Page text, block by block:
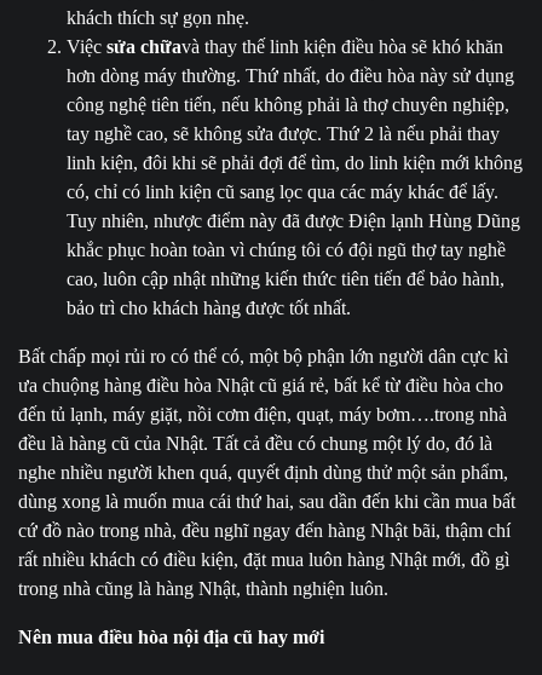
khách thích sự gọn nhẹ.
Việc sửa chữavà thay thế linh kiện điều hòa sẽ khó khăn
hơn dòng máy thường. Thứ nhất, do điều hòa này sử dụng
công nghệ tiên tiến, nếu không phải là thợ chuyên nghiệp,
tay nghề cao, sẽ không sửa được. Thứ 2 là nếu phải thay
linh kiện, đôi khi sẽ phải đợi để tìm, do linh kiện mới không
có, chỉ có linh kiện cũ sang lọc qua các máy khác để lấy.
Tuy nhiên, nhược điểm này đã được Điện lạnh Hùng Dũng
khắc phục hoàn toàn vì chúng tôi có đội ngũ thợ tay nghề
cao, luôn cập nhật những kiến thức tiên tiến để bảo hành,
bảo trì cho khách hàng được tốt nhất.
Bất chấp mọi rủi ro có thể có, một bộ phận lớn người dân cực kì
ưa chuộng hàng điều hòa Nhật cũ giá rẻ, bất kể từ điều hòa cho
đến tủ lạnh, máy giặt, nồi cơm điện, quạt, máy bơm….trong nhà
đều là hàng cũ của Nhật. Tất cả đều có chung một lý do, đó là
nghe nhiều người khen quá, quyết định dùng thử một sản phẩm,
dùng xong là muốn mua cái thứ hai, sau dần đến khi cần mua bất
cứ đồ nào trong nhà, đều nghĩ ngay đến hàng Nhật bãi, thậm chí
rất nhiều khách có điều kiện, đặt mua luôn hàng Nhật mới, đồ gì
trong nhà cũng là hàng Nhật, thành nghiện luôn.
Nên mua điều hòa nội địa cũ hay mới